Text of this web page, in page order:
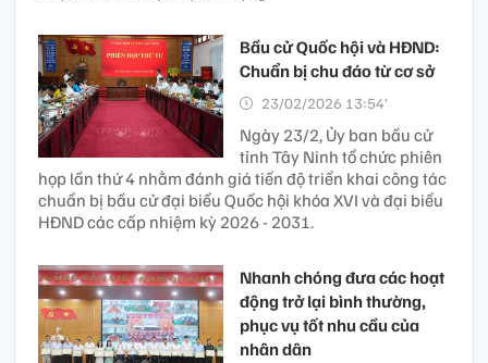
Bầu cử Quốc hội và HĐND:
Chuẩn bị chu đáo từ cơ sở
23/02/2026 13:54’
Ngày 23/2, Ủy ban bầu cử
tỉnh Tây Ninh tổ chức phiên
họp lần thứ 4 nhằm đánh giá tiến độ triển khai công tác
chuẩn bị bầu cử đại biểu Quốc hội khóa XVI và đại biểu
HĐND các cấp nhiệm kỳ 2026 - 2031.
Nhanh chóng đưa các hoạt
động trở lại bình thường,
phục vụ tốt nhu cầu của
nhân dân